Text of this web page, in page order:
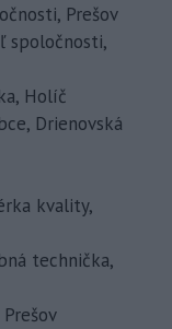
Prešov
spoločnosti,
Holíč
Drienovská
kvality,
technička,